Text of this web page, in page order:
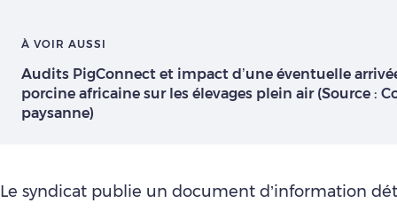
À VOIR AUSSI
Audits PigConnect et impact d’une éventuelle
porcine africaine sur les élevages plein air (Source :
paysanne)
Le syndicat publie un document d’information